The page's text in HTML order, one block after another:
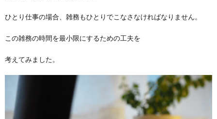
ひとり仕事の場合、雑務もひとりでこなさなければなりません。
この雑務の時間を最小限にするための工夫を
考えてみました。